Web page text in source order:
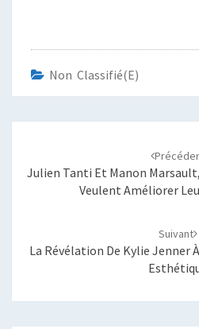
Non Classifié(e)
Julien Tanti Et Manon
Veulent Améliorer
Suivant
La Révélation De Kylie Jenner